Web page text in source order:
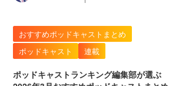
おすすめポッドキャストまとめ
ポッドキャスト
連載
ポッドキャストランキング編集部が選ぶ